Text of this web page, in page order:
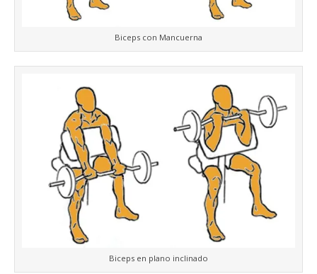
Biceps con Mancuerna
Biceps en plano inclinado